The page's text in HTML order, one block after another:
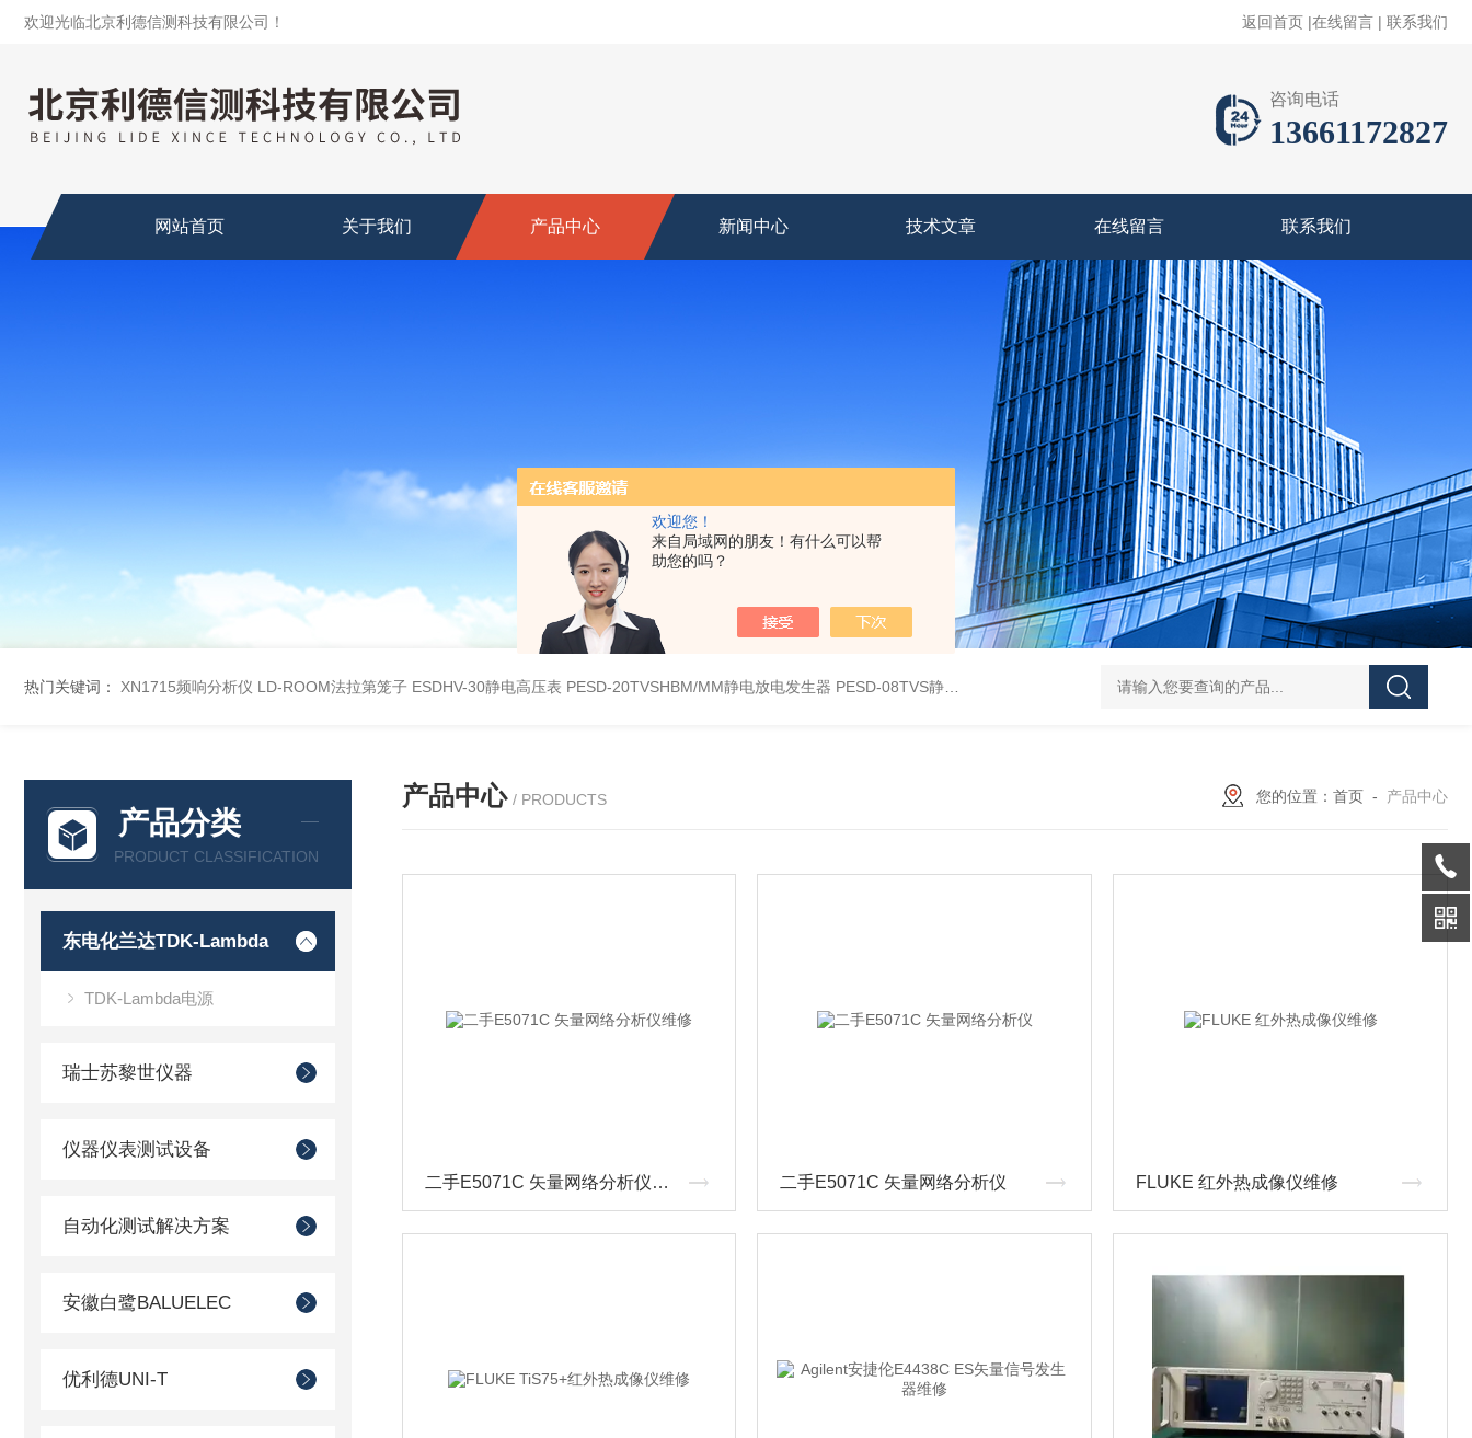
欢迎您！
来自局域网的朋友！有什么可以帮
助您的吗？
欢迎光临北京利德信测科技有限公司！ 返回首页 |在线留言 | 联系我们
咨询电话
13661172827
网站首页 关于我们 产品中心 新闻中心 技术文章 在线留言 联系我们
热门关键词： XN1715频响分析仪 LD-ROOM法拉第笼子 ESDHV-30静电高压表 PESD-20TVSHBM/MM静电放电发生器 PESD-08TVS静电放电发生器 PESD-30T1静电放电发生器 PESD-20T1静电放电发生器
产品分类
PRODUCT CLASSIFICATION
东电化兰达TDK-Lambda
TDK-Lambda电源
瑞士苏黎世仪器
仪器仪表测试设备
自动化测试解决方案
安徽白鹭BALUELEC
优利德UNI-T
产品中心 / PRODUCTS 您的位置： 首页 - 产品中心
二手E5071C 矢量网络分析仪维修 二手E5071C 矢量网络分析仪 FLUKE 红外热成像仪维修